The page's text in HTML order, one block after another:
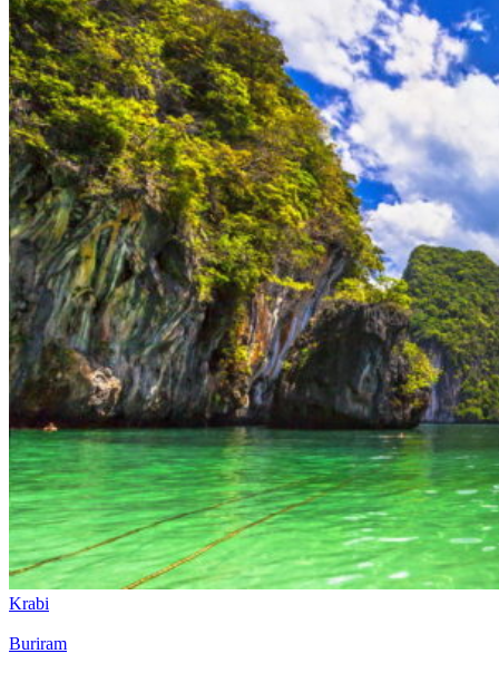
Krabi
Buriram